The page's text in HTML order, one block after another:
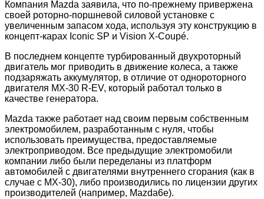
Компания Mazda заявила, что по-прежнему привержена
своей роторно-поршневой силовой установке с
увеличенным запасом хода, используя эту конструкцию в
концепт-карах Iconic SP и Vision X-Coupé.
В последнем концепте турбированный двухроторный
двигатель мог приводить в движение колеса, а также
подзаряжать аккумулятор, в отличие от однороторного
двигателя MX-30 R-EV, который работал только в
качестве генератора.
Mazda также работает над своим первым собственным
электромобилем, разработанным с нуля, чтобы
использовать преимущества, предоставляемые
электроприводом. Все предыдущие электромобили
компании либо были переделаны из платформ
автомобилей с двигателями внутреннего сгорания (как в
случае с MX-30), либо производились по лицензии других
производителей (например, Mazda6e).